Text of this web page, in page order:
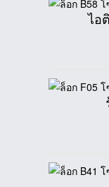
ไอ